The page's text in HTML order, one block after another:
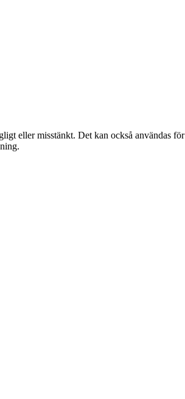
eller misstänkt. Det kan också användas